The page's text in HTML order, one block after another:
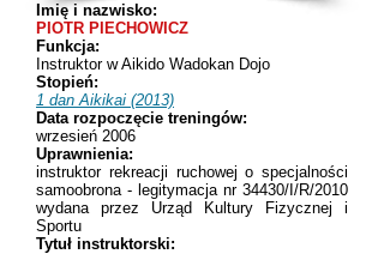
Imię i nazwisko:
PIOTR PIECHOWICZ
Funkcja:
Instruktor w Aikido Wadokan Dojo
Stopień:
1 dan Aikikai (2013)
Data rozpoczęcie treningów:
wrzesień 2006
Uprawnienia:
instruktor rekreacji ruchowej o specjalności
samoobrona - legitymacja nr 34430/I/R/2010
wydana przez Urząd Kultury Fizycznej i
Sportu
Tytuł instruktorski: